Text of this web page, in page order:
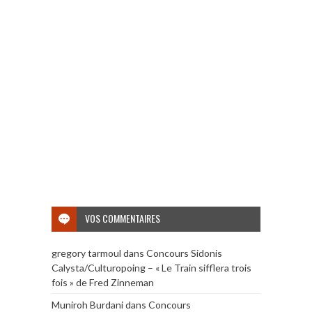
VOS COMMENTAIRES
gregory tarmoul dans Concours Sidonis
Calysta/Culturopoing – « Le Train sifflera trois
fois » de Fred Zinneman
Muniroh Burdanidans Concours